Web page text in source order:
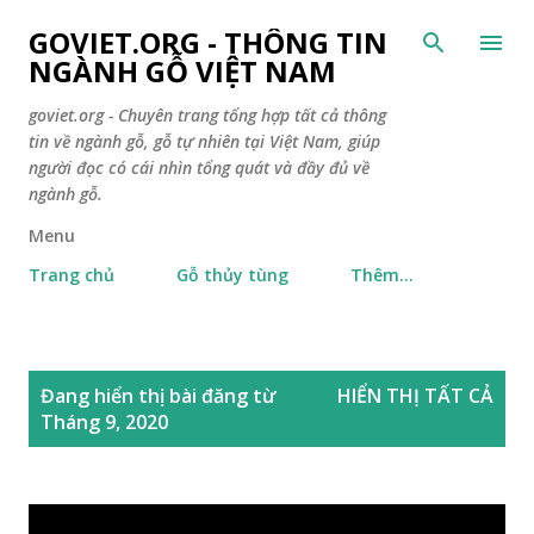
Chuyển đến nội dung chính
GOVIET.ORG - THÔNG TIN
NGÀNH GỖ VIỆT NAM
goviet.org - Chuyên trang tổng hợp tất cả thông
tin về ngành gỗ, gỗ tự nhiên tại Việt Nam, giúp
người đọc có cái nhìn tổng quát và đầy đủ về
ngành gỗ.
Menu
Trang chủ
Gỗ thủy tùng Thêm…
Đang hiển thị bài đăng từ
Tháng 9, 2020
HIỂN THỊ TẤT CẢ